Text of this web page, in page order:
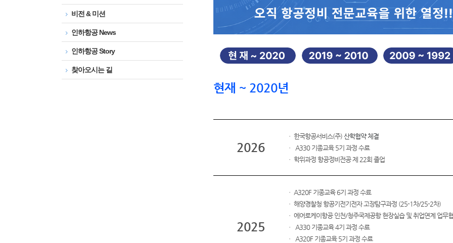
비전 & 미션
인하항공 News
인하항공 Story
찾아오시는 길
현재 ~ 2020년
2026
ㆍ 한국항공서비스(주) 산학협약 체결
ㆍ
A330 기종교육 5기 과정 수료
ㆍ 학위과정 항공정비전공 제 22회 졸업
2025
ㆍ A320F 기종교육 6기 과정 수료
ㆍ 해양경찰청 항공기전기전자 고장탐구과정 (25-1차/25-2차)
ㆍ 에어로케이항공 인천/청주국제공항 현장실습 및 취업연계 업무
ㆍ
A330 기종교육 4기 과정 수료
ㆍ
A320F 기종교육 5기 과정 수료